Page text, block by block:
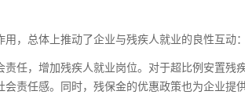
，总体上推动了企业与残疾人就业的良性互动：
任，增加残疾人就业岗位。对于超比例安置残
责任感。同时，残保金的优惠政策也为企业提